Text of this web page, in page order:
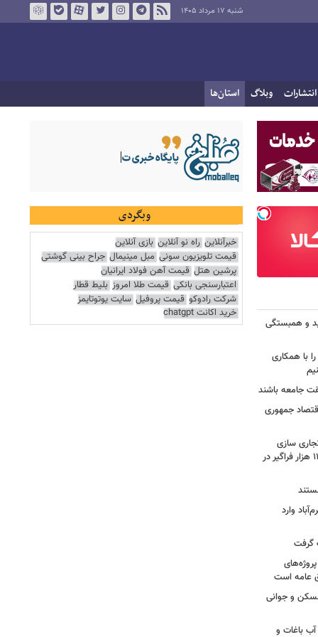
شنبه ۱۷ مرداد ۱۴۰۵
انتشارات وبلاگ استان‌ها
و همبستگی
با همکاری
جامعه باشند
جمهوری
سازی
یافته های پژوهشی تا آموزش بیش از ۱۱ هزار فراگیر در
وارد
گرفت
عامه است
و جوانی
باغات و
وبگردی
خبرآنلاین راه نو آنلاین بازی آنلاین
قیمت تلویزیون سونی مبل مینیمال جراح بینی گوشتی
پرشین هتل قیمت آهن فولاد ایرانیان
اعتبارسنجی بانکی قیمت طلا امروز بلیط قطار
شرکت رادوکو قیمت پروفیل سایت یوتوتایمز
خرید اکانت chatgpt